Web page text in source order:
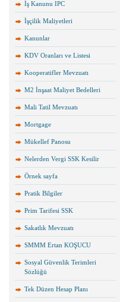
İş Kanunu IPC
İşçilik Maliyetleri
Kanunlar
KDV Oranları ve Listesi
Kooperatifler Mevzuatı
M2 İnşaat Maliyet Bedelleri
Mali Tatil Mevzuatı
Mortgage
Mükellef Panosu
Nelerden Vergi SSK Kesilir
Örnek sayfa
Pratik Bilgiler
Prim Tarifesi SSK
Sakatlık Mevzuatı
SMMM Ertan KOŞUCU
Sosyal Güvenlik Terimleri
Sözlüğü
Tek Düzen Hesap Planı